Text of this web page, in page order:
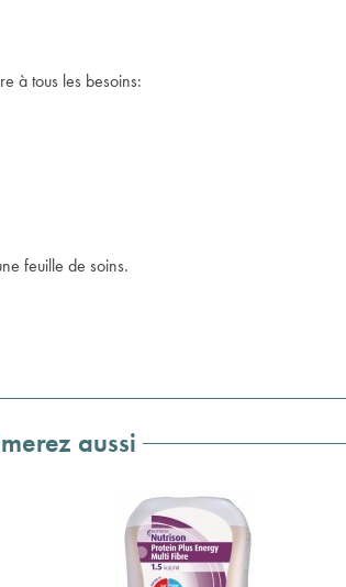
à tous les besoins:
feuille de soins.
aussi